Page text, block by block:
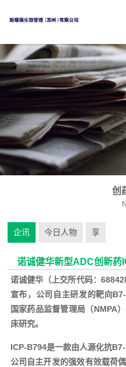
创
企讯 今日人物 享
诺诚健华新型ADC创新药
诺诚健华（上交所代码：
宣布， 公司自主研发的靶向
国家药品监督管理局（NMPA
床研究。
ICP-B794是一款由人源化抗
公司自主开发的强效有效载荷